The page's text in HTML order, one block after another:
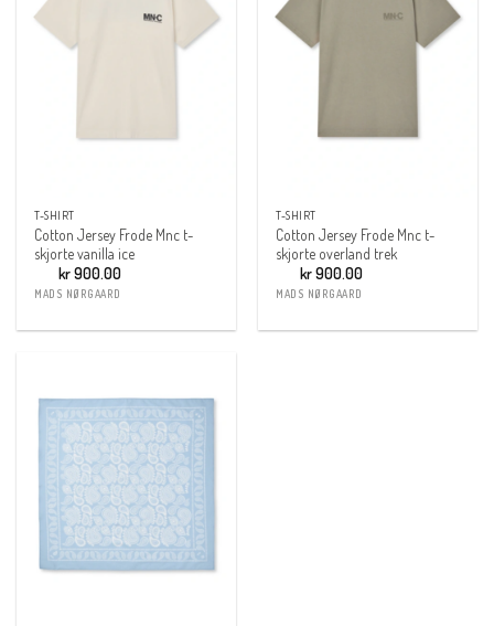
T-SHIRT
Cotton Jersey Frode Mnc t-
skjorte vanilla ice
kr900.00
MADS NØRGAARD
T-SHIRT
Cotton Jersey Frode Mnc t-
skjorte overland trek
kr900.00
MADS NØRGAARD